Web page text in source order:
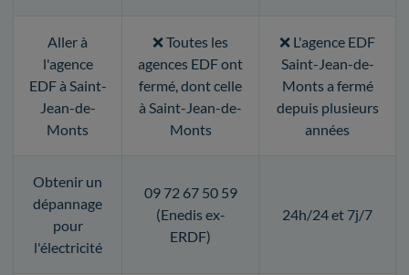
Aller à
l'agence
EDF à Saint-
Jean-de-
Monts
❌ Toutes les
agences EDF ont
fermé, dont celle
à Saint-Jean-de-
Monts
❌ L'agence EDF
Saint-Jean-de-
Monts a fermé
depuis plusieurs
années
Obtenir un
dépannage
pour
l'électricité
09 72 67 50 59
(Enedis ex-
ERDF)
24h/24 et 7j/7